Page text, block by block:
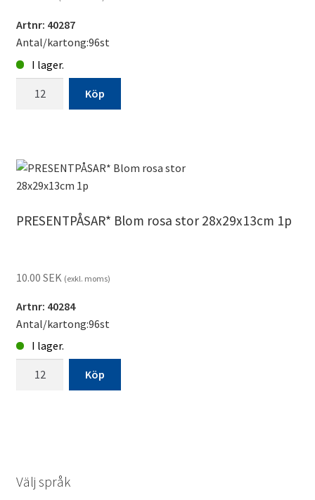
Artnr: 40287
Antal/kartong:96st
I lager.
1p
mängd
Köp
PRESENTPÅSAR* Blom rosa stor 28x29x13cm 1p
10.00 SEK (exkl. moms)
Artnr: 40284
Antal/kartong:96st
I lager.
Köp
Välj språk